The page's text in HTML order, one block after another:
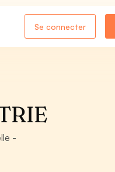
Se connecter
-